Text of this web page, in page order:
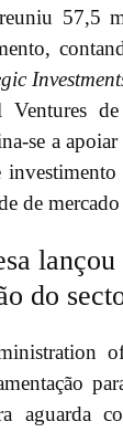
57,5
Ventures
se a
de
lançou
do
aguarda